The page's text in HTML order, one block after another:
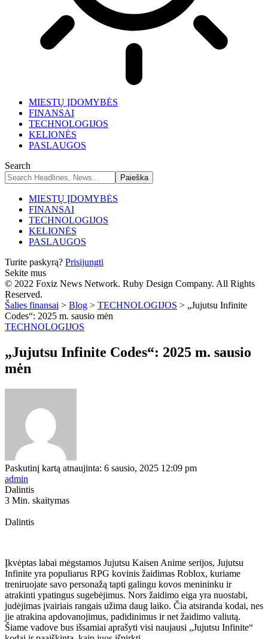
MIESTŲ ĮDOMYBĖS
FINANSAI
TECHNOLOGIJOS
KELIONĖS
PASLAUGOS
Search
MIESTŲ ĮDOMYBĖS
FINANSAI
TECHNOLOGIJOS
KELIONĖS
PASLAUGOS
Turite paskyrą? Prisijungti
Sekite mus
© 2022 Foxiz News Network. Ruby Design Company. All Rights
Reserved.
Šalies finansai > Blog > TECHNOLOGIJOS > „Jujutsu Infinite
Codes“: 2025 m. sausio mėn
TECHNOLOGIJOS
„Jujutsu Infinite Codes“: 2025 m. sausio
mėn
Paskutinį kartą atnaujinta: 6 sausio, 2025 12:09 pm
admin
Dalintis
3 Min. skaitymas
Dalintis
Įkvėptas labai mėgstamos Jujutsu Kaisen Anime serijos, Jujutsu
Infinite yra populiarus RPG kovinis žaidimas Roblox, kuriame
treniruojate savo personažą tapti galingu kovos menininku ir
atrakinti ypatingus sugebėjimus. Nors žaidimo eiga yra nuostabi,
judėjimas įvairiais rangais užima daug laiko. Čia atsiranda kodai, nes
jie atrakina apdovanojimus, padidinimus ir net žaidimo valiutą.
Šiame vadove bus išsamiai aprašyti visi naujausi „Jujutsu Infinite“